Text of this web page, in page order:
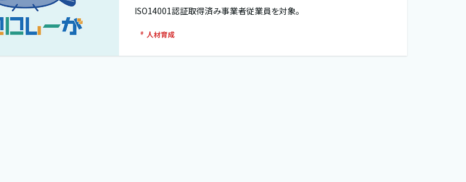
ISO14001認証取得済み事業者従業員を対象。
人材育成